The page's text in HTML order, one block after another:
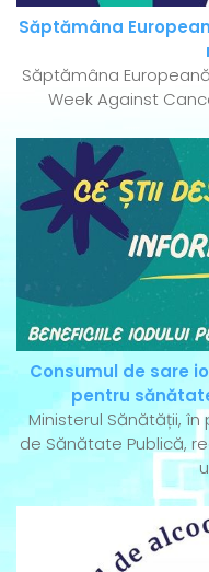
Săptămâna
Săptămâna
Week Against
Consumul de sare
pentru
Ministerul Sănătății,
de Sănătate Publică,